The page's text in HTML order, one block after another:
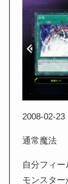
2008-02-23
通常魔法
自分フィ
モンスター